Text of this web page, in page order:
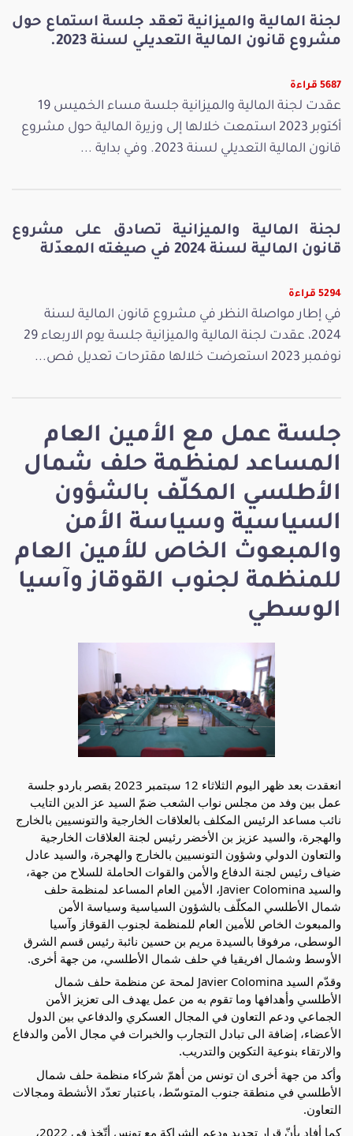
جلسة عمل مع الأمين العام
المساعد لمنظمة حلف شمال
الأطلسي المكلّف بالشؤون
السياسية وسياسة الأمن
والمبعوث الخاص للأمين العام
للمنظمة لجنوب القوقاز وآسيا
الوسطي
انعقدت بعد ظهر اليوم الثلاثاء 12 سبتمبر 2023 بقصر باردو جلسة
عمل بين وفد من مجلس نواب الشعب ضمّ السيد عز الدين التايب
نائب مساعد الرئيس المكلف بالعلاقات الخارجية والتونسيين بالخارج
والهجرة، والسيد عزيز بن الأخضر رئيس لجنة العلاقات الخارجية
والتعاون الدولي وشؤون التونسيين بالخارج والهجرة، والسيد عادل
ضياف رئيس لجنة الدفاع والأمن والقوات الحاملة للسلاح من جهة،
والسيد Javier Colomina، الأمين العام المساعد لمنظمة حلف
شمال الأطلسي المكلّف بالشؤون السياسية وسياسة الأمن
والمبعوث الخاص للأمين العام للمنظمة لجنوب القوقاز وآسيا
الوسطى، مرفوقا بالسيدة مريم بن حسين نائبة رئيس قسم الشرق
الأوسط وشمال افريقيا في حلف شمال الأطلسي، من جهة أخرى.
وقدّم السيد Javier Colomina لمحة عن منظمة حلف شمال
الأطلسي وأهدافها وما تقوم به من عمل يهدف الى تعزيز الأمن
الجماعي ودعم التعاون في المجال العسكري والدفاعي بين الدول
الأعضاء، إضافة الى تبادل التجارب والخبرات في مجال الأمن والدفاع
والارتقاء بنوعية التكوين والتدريب.
وأكد من جهة أخرى ان تونس من أهمّ شركاء منظمة حلف شمال
الأطلسي في منطقة جنوب المتوسّط، باعتبار تعدّد الأنشطة ومجالات
التعاون.
كما أفاد بأنّ قرار تجديد ودعم الشراكة مع تونس أتّخذ في 2022،
لجنة المالية والميزانية تعقد جلسة استماع حول
مشروع قانون المالية التعديلي لسنة 2023.
5687 قراءة
عقدت لجنة المالية والميزانية جلسة مساء الخميس 19
أكتوبر 2023 استمعت خلالها إلى وزيرة المالية حول مشروع
قانون المالية التعديلي لسنة 2023. وفي بداية ...
لجنة المالية والميزانية تصادق على مشروع
قانون المالية لسنة 2024 في صيغته المعدّلة
5294 قراءة
في إطار مواصلة النظر في مشروع قانون المالية لسنة
2024، عقدت لجنة المالية والميزانية جلسة يوم الاربعاء 29
نوفمبر 2023 استعرضت خلالها مقترحات تعديل فص...